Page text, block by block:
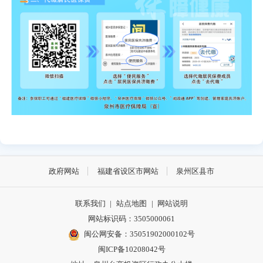
政府网站 福建省设区市网站 泉州区县市
联系我们 | 站点地图 |
网站说明
网站标识码：3505000061
闽公网安备：35051902000102号
闽ICP备10208042号